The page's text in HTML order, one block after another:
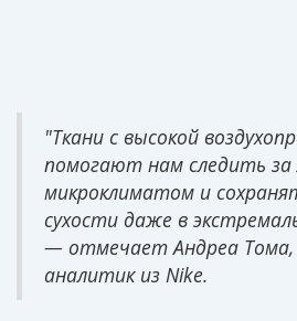
"Ткани с высокой
помогают нам следить
микроклиматом и
сухости даже в
— отмечает Андреа
аналитик из Nike.